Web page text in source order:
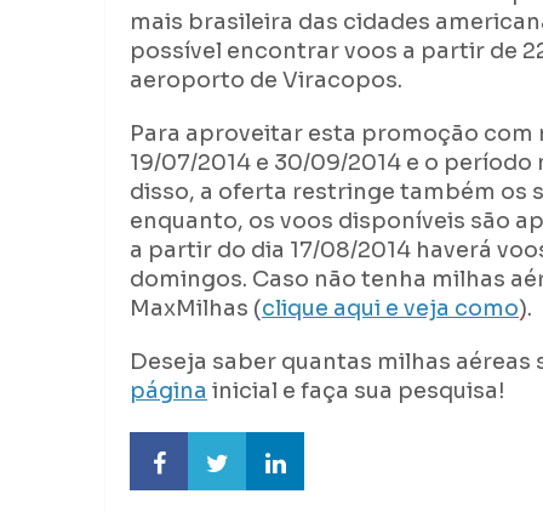
mais brasileira das cidades
possível encontrar voos a partir de
aeroporto de Viracopos.
Para aproveitar esta promoção com
19/07/2014 e 30/09/2014 e o
disso, a oferta restringe também os
enquanto, os voos disponíveis são
a partir do dia 17/08/2014 haverá
domingos. Caso não tenha milhas
MaxMilhas (clique aqui e veja como).
Deseja saber quantas milhas aéreas
página inicial e faça sua pesquisa!